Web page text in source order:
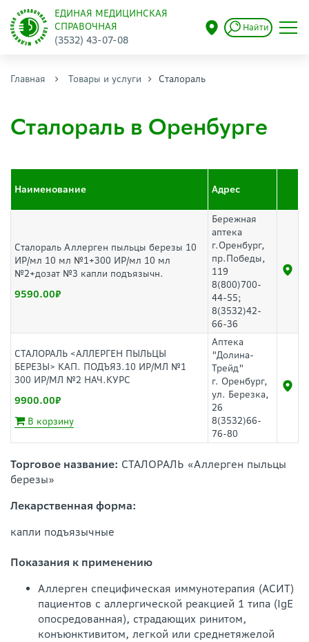
ЕДИНАЯ МЕДИЦИНСКАЯ
СПРАВОЧНАЯ
(3532) 43-07-08
Найти
Главная Товары и услуги Сталораль
Сталораль в Оренбурге
Наименование Адрес
Сталораль Аллерген пыльцы березы 10
ИР/мл 10 мл №1+300 ИР/мл 10 мл
№2+дозат №3 капли подъязычн.
9590.00
Бережная
аптека
г.Оренбург,
пр.Победы,
119
8(800)700-
44-55;
8(3532)42-
66-36
СТАЛОРАЛЬ <АЛЛЕРГЕН ПЫЛЬЦЫ
БЕРЕЗЫ> КАП. ПОДЪЯЗ.10 ИР/МЛ №1
300 ИР/МЛ №2 НАЧ.КУРС
9900.00
В корзину
Аптека
"Долина-
Трейд"
г. Оренбург,
ул. Березка,
26
8(3532)66-
76-80
Торговое название: СТАЛОРАЛЬ «Аллерген пыльцы
березы»
Лекарственная форма:
капли подъязычные
Показания к применению
Аллерген специфическая иммунотерапия (АСИТ)
пациентов с аллергической реакцией 1 типа (IgE
опосредованная), страдающих ринитом,
конъюнктивитом, легкой или среднетяжелой